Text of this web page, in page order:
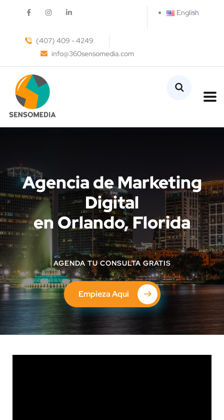
English
(407) 409 - 4249
info@360sensomedia.com
Agencia de Marketing
Digital
en Orlando, Florida
AGENDA TU CONSULTA GRATIS
Empieza Aqui